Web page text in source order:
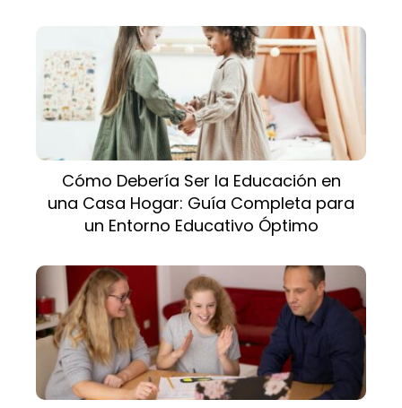
Cómo Debería Ser la Educación en
una Casa Hogar: Guía Completa para
un Entorno Educativo Óptimo